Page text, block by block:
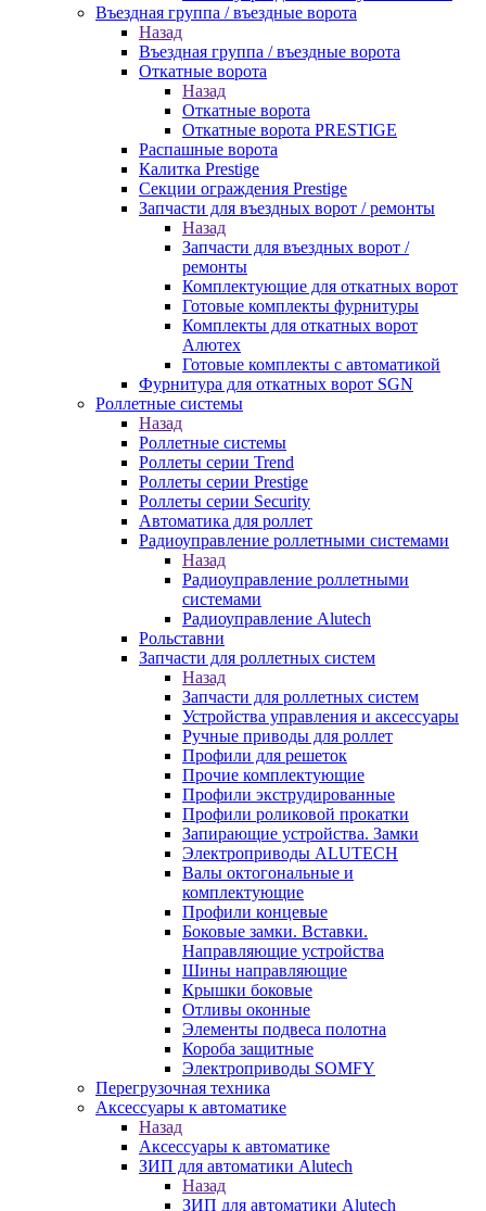
Въездная группа / въездные ворота
Назад
Въездная группа / въездные ворота
Откатные ворота
Назад
Откатные ворота
Откатные ворота PRESTIGE
Распашные ворота
Калитка Prestige
Секции ограждения Prestige
Запчасти для въездных ворот / ремонты
Назад
Запчасти для въездных ворот /
ремонты
Комплектующие для откатных ворот
Готовые комплекты фурнитуры
Комплекты для откатных ворот
Алютех
Готовые комплекты с автоматикой
Фурнитура для откатных ворот SGN
Роллетные системы
Назад
Роллетные системы
Роллеты серии Trend
Роллеты серии Prestige
Роллеты серии Security
Автоматика для роллет
Радиоуправление роллетными системами
Назад
Радиоуправление роллетными
системами
Радиоуправление Alutech
Рольставни
Запчасти для роллетных систем
Назад
Запчасти для роллетных систем
Устройства управления и аксессуары
Ручные приводы для роллет
Профили для решеток
Прочие комплектующие
Профили экструдированные
Профили роликовой прокатки
Запирающие устройства. Замки
Электроприводы ALUTECH
Валы октогональные и
комплектующие
Профили концевые
Боковые замки. Вставки.
Направляющие устройства
Шины направляющие
Крышки боковые
Отливы оконные
Элементы подвеса полотна
Короба защитные
Электроприводы SOMFY
Перегрузочная техника
Аксессуары к автоматике
Назад
Аксессуары к автоматике
ЗИП для автоматики Alutech
Назад
ЗИП для автоматики Alutech